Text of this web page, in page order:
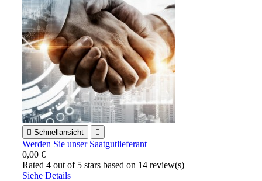
 Schnellansicht 
Werden Sie unser Saatgutlieferant
0,00 €
Rated4 out of 5 stars based on 14 review(s)
Siehe Details